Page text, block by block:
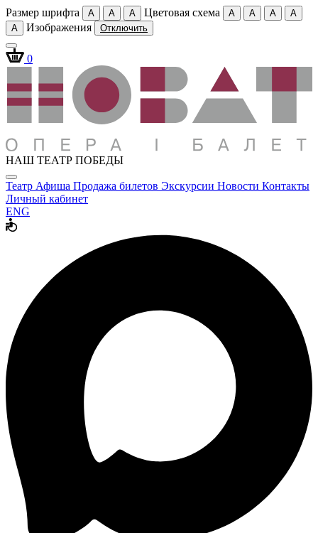
Размер шрифта A A A Цветовая схема A A A
A
A
Изображения Отключить
0
НАШ ТЕАТР ПОБЕДЫ
Театр Афиша Продажа билетов Экскурсии Новости Контакты
Личный кабинет
ENG